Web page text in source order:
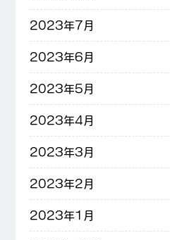
2023年7月
2023年6月
2023年5月
2023年4月
2023年3月
2023年2月
2023年1月